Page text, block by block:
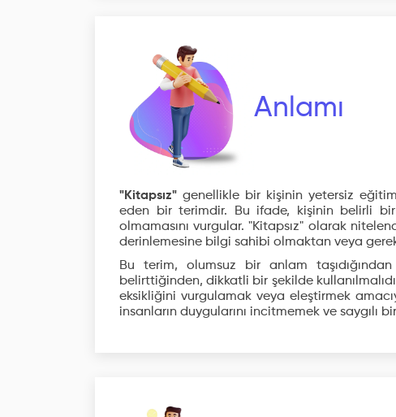
Anlamı
"Kitapsız" genellikle bir kişinin yetersiz
eden bir terimdir. Bu ifade, kişinin belirli
olmamasını vurgular. "Kitapsız" olarak
derinlemesine bilgi sahibi olmaktan veya
Bu terim, olumsuz bir anlam
belirttiğinden, dikkatli bir şekilde
eksikliğini vurgulamak veya eleştirmek
insanların duygularını incitmemek ve saygılı